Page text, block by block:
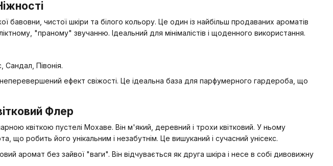
бавовни, чистої шкіри та білого кольору. Це один із найбільш продаваних ароматів
"праному" звучанню. Ідеальний для мінімалістів і щоденного використання.
Півонія.
ефект свіжості. Це ідеальна база для парфумерного гардероба, що
Флер
квіткою пустелі Мохаве. Він м'який, деревний і трохи квітковий. У ньому
що робить його унікальним і незабутнім. Це вишуканий і сучасний унісекс.
аромат без зайвої "ваги". Він відчувається як друга шкіра і несе в собі дивовижну